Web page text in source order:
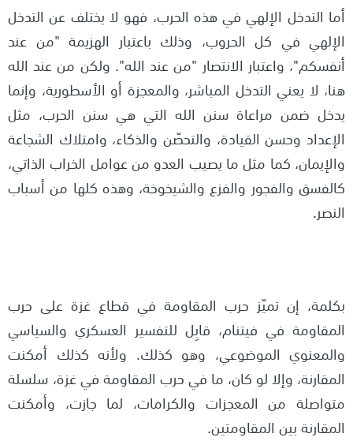
أما التدخل الإلهي في هذه الحرب، فهو لا يختلف عن التدخل
الإلهي في كل الحروب، وذلك باعتبار الهزيمة "من عند
أنفسكم"، واعتبار الانتصار "من عند الله". ولكن من عند الله
هنا، لا يعني التدخل المباشر، والمعجزة أو الأسطورية، وإنما
يدخل ضمن مراعاة سنن الله التي هي سنن الحرب، مثل
الإعداد وحسن القيادة، والتحصّن والذكاء، وامتلاك الشجاعة
والإيمان، كما مثل ما يصيب العدو من عوامل الخراب الذاتي،
كالفسق والفجور والفزع والشيخوخة، وهذه كلها من أسباب
النصر.
بكلمة، إن تميّز حرب المقاومة في قطاع غزة على حرب
المقاومة في فيتنام، قابِل للتفسير العسكري والسياسي
والمعنوي الموضوعي، وهو كذلك. ولأنه كذلك أمكنت
المقارنة، وإلا لو كان، ما في حرب المقاومة في غزة، سلسلة
متواصلة من المعجزات والكرامات، لما جازت، وأمكنت
المقارنة بين المقاومتين.